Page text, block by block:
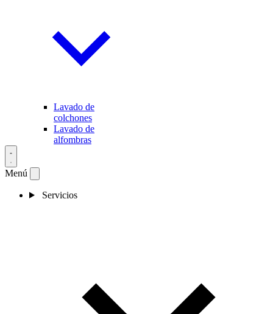
Lavado de
colchones
Lavado de
alfombras
Menú
Servicios